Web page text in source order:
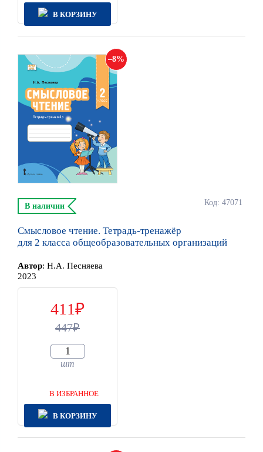
В КОРЗИНУ
8
Код: 47071
В наличии
Смысловое чтение. Тетрадь-тренажёр
для 2 класса общеобразовательных организаций
Автор: Н.А. Песняева
2023
411
447
шт
В ИЗБРАННОЕ
В КОРЗИНУ